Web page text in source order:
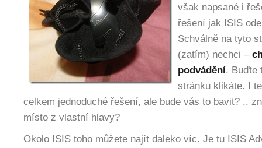
však napsané i
řešení jak ISIS
Schválně na tyto
(zatím) nechci –
podvádění. Buďte
stránku klikáte. I
celkem jednoduché řešení, ale bude vás to bavit? ..
místo z vlastní hlavy?
Okolo ISIS toho můžete najít daleko víc. Je tu ISIS